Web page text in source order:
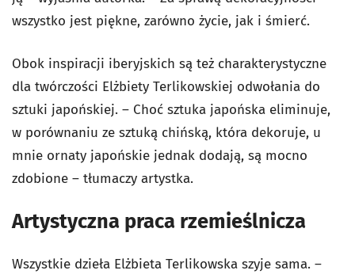
wszystko jest piękne, zarówno życie, jak i śmierć.
Obok inspiracji iberyjskich są też charakterystyczne
dla twórczości Elżbiety Terlikowskiej odwołania do
sztuki japońskiej. – Choć sztuka japońska eliminuje,
w porównaniu ze sztuką chińską, która dekoruje, u
mnie ornaty japońskie jednak dodają, są mocno
zdobione – tłumaczy artystka.
Artystyczna praca rzemieślnicza
Wszystkie dzieła Elżbieta Terlikowska szyje sama. –